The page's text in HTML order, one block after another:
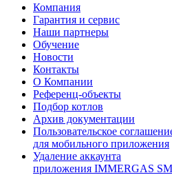
Компания
Гарантия и сервис
Наши партнеры
Обучение
Новости
Контакты
О Компании
Референц-объекты
Подбор котлов
Архив документации
Пользовательское
для мобильного приложения
Удаление аккаунта
приложения IMMERGAS